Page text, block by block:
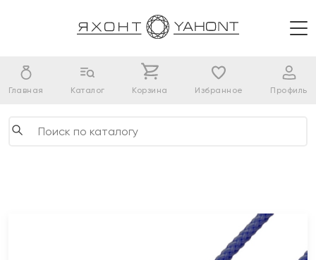
Главная Каталог Корзина Избранное Профиль